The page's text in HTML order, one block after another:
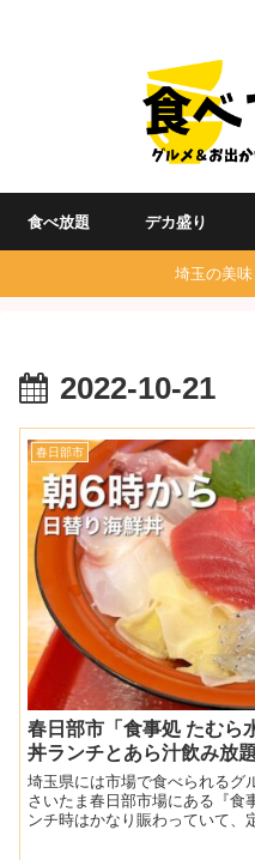
食べ放題 デカ盛り
埼玉の美
2022-10-21
春日部市
春日部市「食事処 たむら
丼ランチとあら汁飲み放題
埼玉県には市場で食べられるグ
さいたま春日部市場にある『食
ンチ時はかなり賑わっていて、